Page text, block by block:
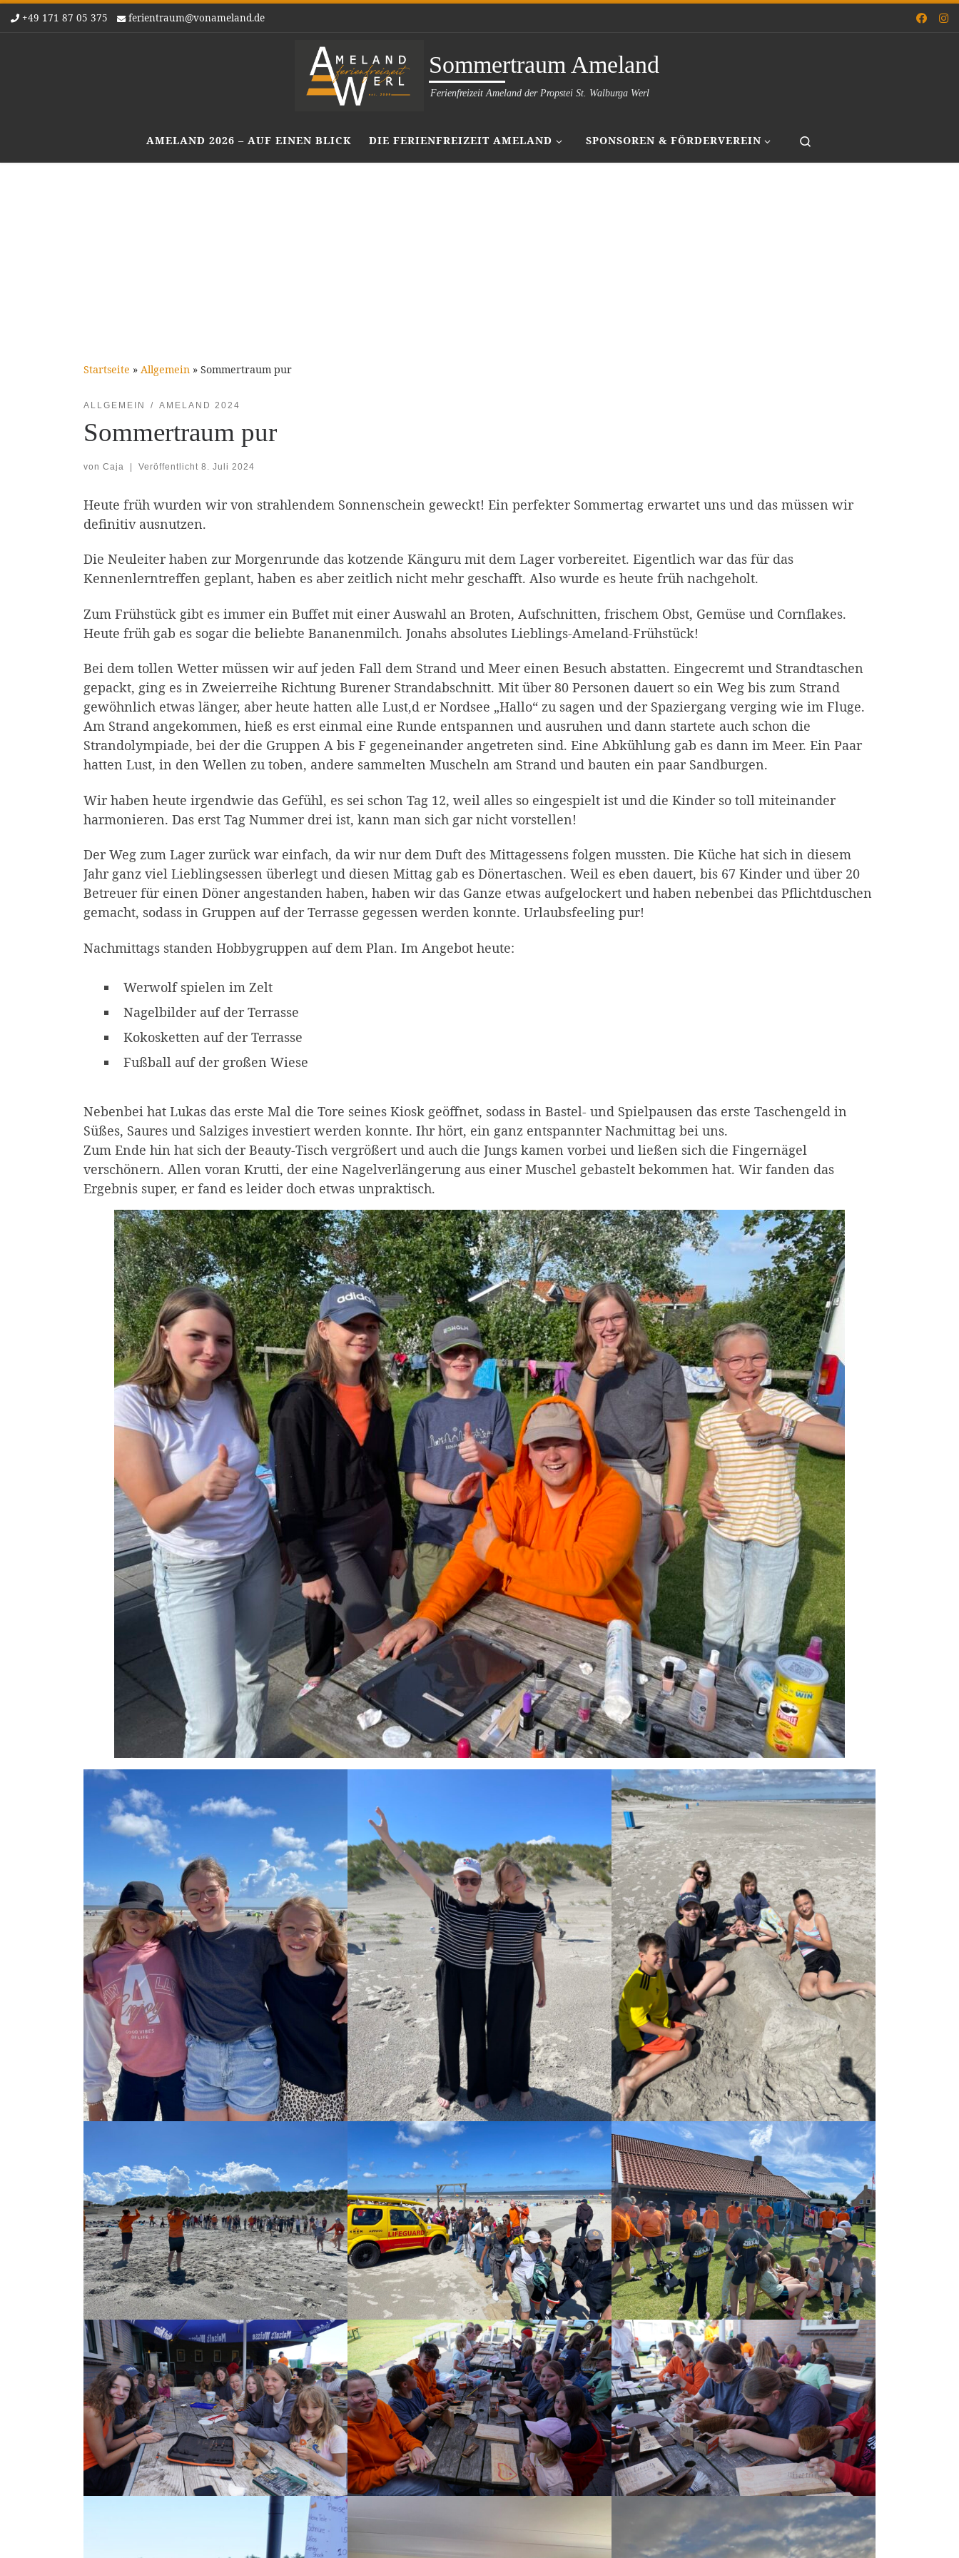
Zum Inhalt springen
+49 171 87 05 375 ferientraum@vonameland.de
Sommertraum Ameland
Ferienfreizeit Ameland der Propstei St. Walburga Werl
AMELAND 2026 – AUF EINEN BLICK DIE FERIENFREIZEIT AMELAND SPONSOREN & FÖRDERVEREIN
Startseite » Allgemein » Sommertraum pur
ALLGEMEIN AMELAND 2024
Sommertraum pur
von Caja | Veröffentlicht 8. Juli 2024
Heute früh wurden wir von strahlendem Sonnenschein geweckt! Ein perfekter Sommertag erwartet uns und das müssen wir
definitiv ausnutzen.
Die Neuleiter haben zur Morgenrunde das kotzende Känguru mit dem Lager vorbereitet. Eigentlich war das für das
Kennenlerntreffen geplant, haben es aber zeitlich nicht mehr geschafft. Also wurde es heute früh nachgeholt.
Zum Frühstück gibt es immer ein Buffet mit einer Auswahl an Broten, Aufschnitten, frischem Obst, Gemüse und Cornflakes.
Heute früh gab es sogar die beliebte Bananenmilch. Jonahs absolutes Lieblings-Ameland-Frühstück!
Bei dem tollen Wetter müssen wir auf jeden Fall dem Strand und Meer einen Besuch abstatten. Eingecremt und Strandtaschen
gepackt, ging es in Zweierreihe Richtung Burener Strandabschnitt. Mit über 80 Personen dauert so ein Weg bis zum Strand
gewöhnlich etwas länger, aber heute hatten alle Lust,d er Nordsee „Hallo“ zu sagen und der Spaziergang verging wie im Fluge.
Am Strand angekommen, hieß es erst einmal eine Runde entspannen und ausruhen und dann startete auch schon die
Strandolympiade, bei der die Gruppen A bis F gegeneinander angetreten sind. Eine Abkühlung gab es dann im Meer. Ein Paar
hatten Lust, in den Wellen zu toben, andere sammelten Muscheln am Strand und bauten ein paar Sandburgen.
Wir haben heute irgendwie das Gefühl, es sei schon Tag 12, weil alles so eingespielt ist und die Kinder so toll miteinander
harmonieren. Das erst Tag Nummer drei ist, kann man sich gar nicht vorstellen!
Der Weg zum Lager zurück war einfach, da wir nur dem Duft des Mittagessens folgen mussten. Die Küche hat sich in diesem
Jahr ganz viel Lieblingsessen überlegt und diesen Mittag gab es Dönertaschen. Weil es eben dauert, bis 67 Kinder und über 20
Betreuer für einen Döner angestanden haben, haben wir das Ganze etwas aufgelockert und haben nebenbei das Pflichtduschen
gemacht, sodass in Gruppen auf der Terrasse gegessen werden konnte. Urlaubsfeeling pur!
Nachmittags standen Hobbygruppen auf dem Plan. Im Angebot heute:
Werwolf spielen im Zelt
Nagelbilder auf der Terrasse
Kokosketten auf der Terrasse
Fußball auf der großen Wiese
Nebenbei hat Lukas das erste Mal die Tore seines Kiosk geöffnet, sodass in Bastel- und Spielpausen das erste Taschengeld in
Süßes, Saures und Salziges investiert werden konnte. Ihr hört, ein ganz entspannter Nachmittag bei uns.
Zum Ende hin hat sich der Beauty-Tisch vergrößert und auch die Jungs kamen vorbei und ließen sich die Fingernägel
verschönern. Allen voran Krutti, der eine Nagelverlängerung aus einer Muschel gebastelt bekommen hat. Wir fanden das
Ergebnis super, er fand es leider doch etwas unpraktisch.